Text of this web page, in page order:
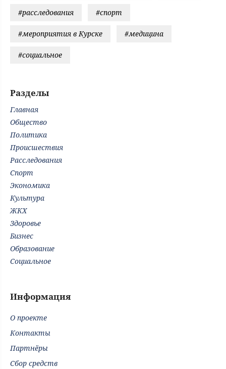
#расследования #спорт
#мероприятия в Курске #медицина
#социальное
Разделы
Главная
Общество
Политика
Происшествия
Расследования
Спорт
Экономика
Культура
ЖКХ
Здоровье
Бизнес
Образование
Социальное
Информация
О проекте
Контакты
Партнёры
Сбор средств